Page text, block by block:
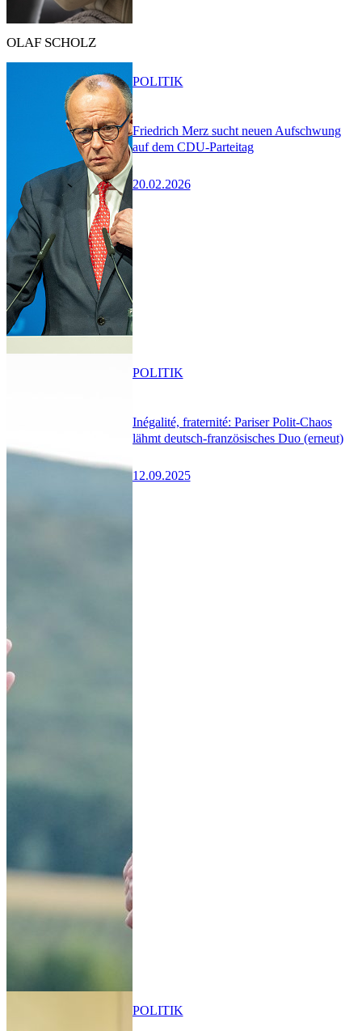
OLAF SCHOLZ
Friedrich Merz sucht neuen Aufschwung
auf dem CDU-Parteitag
20.02.2026
POLITIK
Inégalité, fraternité: Pariser Polit-Chaos
lähmt deutsch-französisches Duo (erneut)
12.09.2025
POLITIK
POLITIK